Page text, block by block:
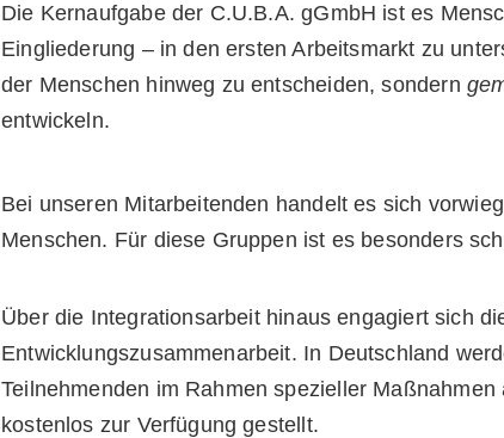
Die Kernaufgabe der C.U.B.A. gGmbH ist es
Eingliederung – in den ersten Arbeitsmarkt zu
der Menschen hinweg zu entscheiden, sondern
entwickeln.
Bei unseren Mitarbeitenden handelt es sich
Menschen. Für diese Gruppen ist es besonders
Über die Integrationsarbeit hinaus engagiert sich
Entwicklungszusammenarbeit. In Deutschland
Teilnehmenden im Rahmen spezieller
kostenlos zur Verfügung gestellt.